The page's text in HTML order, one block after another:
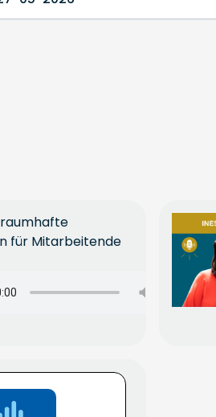
für Mitarbeitende
Ganze
Folge
anhören